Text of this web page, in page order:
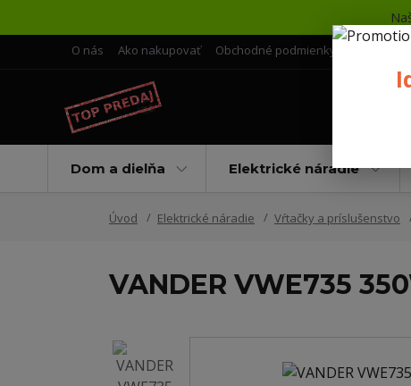
O nás Ako nakupovať Obchodné podmienky
Dom a dielňa Elektrické náradie
Úvod Elektrické náradie Vŕtačky a príslušenstvo
VANDER VWE735